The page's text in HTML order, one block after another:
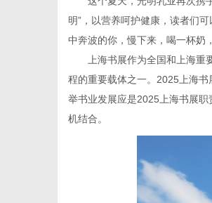
明”，以营养呵护健康，读者们
中奔波的你，慢下来，喝一杯奶
上海书展作为全国和上海
程的重要载体之一。2025上海
举书业发展应是2025上海书展
机结合。